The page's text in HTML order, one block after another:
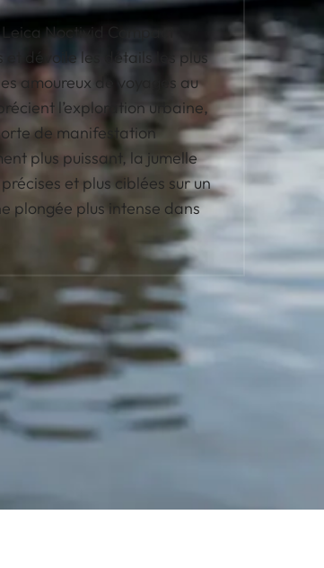
Leica Noctivid Compact
et dévoile les détails les plus
amoureux de voyages au
l’exploration urbaine,
de manifestation
plus puissant, la jumelle
et plus ciblées sur un
plongée plus intense dans